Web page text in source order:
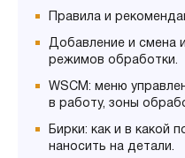
Правила и
Добавление и смена
режимов обработки.
WSCM: меню
в работу, зоны
Бирки: как и в какой
наносить на детали.